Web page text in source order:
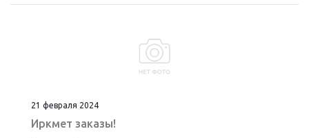
21 февраля 2024
Иркмет заказы!